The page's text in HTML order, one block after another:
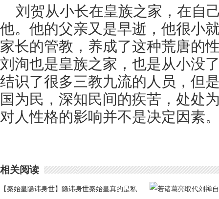
刘贺从小长在皇族之家，在自
他。他的父亲又是早逝，他很小
家长的管教，养成了这种荒唐的
刘洵也是皇族之家，也是从小没
结识了很多三教九流的人员，但
国为民，深知民间的疾苦，处处
对人性格的影响并不是决定因素
相关阅读
【秦始皇隐讳身世】隐讳身世秦始皇真的是私